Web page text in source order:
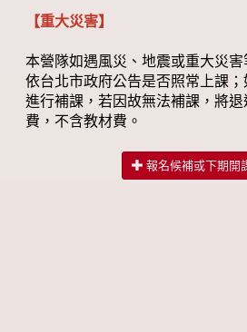
【重大災害】
本營隊如遇風災、地震或重大災害
依台北市政府公告是否照常上課
進行補課，若因故無法補課，將
費，不含教材費。
報名候補或下期開